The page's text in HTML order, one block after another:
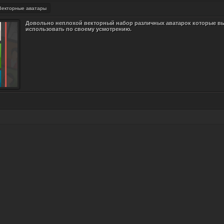
аватары
Довольно неплохой векторный набор различных аватарок которые
использовать по своему усмотрению.